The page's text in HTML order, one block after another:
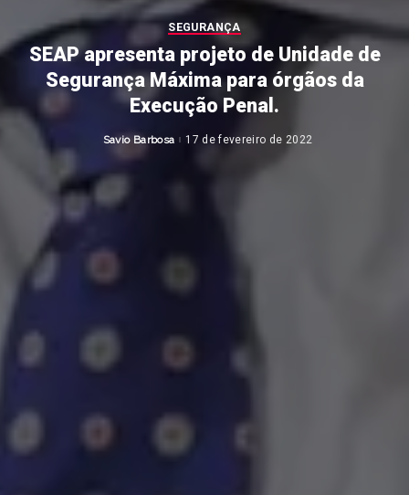
SEGURANÇA
SEAP apresenta projeto de Unidade de
Segurança Máxima para órgãos da
Execução Penal.
Posted
Savio Barbosa 17 de fevereiro de 2022